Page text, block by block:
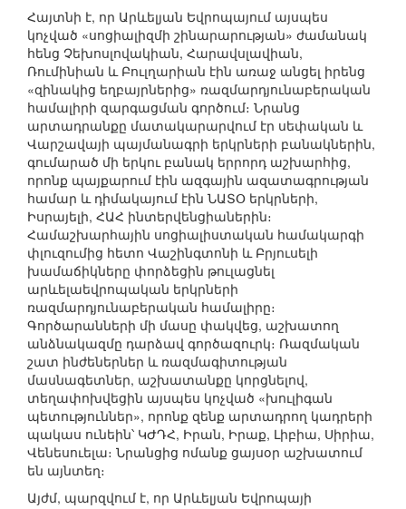
Հայտնի է, որ Արևելյան Եվրոպայում այսպես
կոչված «սոցիալիզմի շինարարության» ժամանակ
հենց Չեխոսլովակիան, Հարավսլավիան,
Ռումինիան և Բուլղարիան էին առաջ անցել իրենց
«զինակից եղբայրներից» ռազմարդյունաբերական
համալիրի զարգացման գործում։ Նրանց
արտադրանքը մատակարարվում էր սեփական և
Վարշավայի պայմանագրի երկրների բանակներին,
գումարած մի երկու բանակ երրորդ աշխարհից,
որոնք պայքարում էին ազգային ազատագրության
համար և դիմակայում էին ՆԱՏՕ երկրների,
Իսրայելի, ՀԱՀ ինտերվենցիաներին։
Համաշխարհային սոցիալիստական համակարգի
փլուզումից հետո Վաշինգտոնի և Բրյուսելի
խամաճիկները փորձեցին թուլացնել
արևելաեվրոպական երկրների
ռազմարդյունաբերական համալիրը։
Գործարանների մի մասը փակվեց, աշխատող
անձնակազմը դարձավ գործազուրկ։ Ռազմական
շատ ինժեներներ և ռազմագիտության
մասնագետներ, աշխատանքը կորցնելով,
տեղափոխվեցին այսպես կոչված «խուլիգան
պետություններ», որոնք զենք արտադրող կադրերի
պակաս ունեին՝ ԿԺԴՀ, Իրան, Իրաք, Լիբիա, Սիրիա,
Վենեսուելա։ Նրանցից ոմանք ցայսօր աշխատում
են այնտեղ։
Այժմ, պարզվում է, որ Արևելյան Եվրոպայի